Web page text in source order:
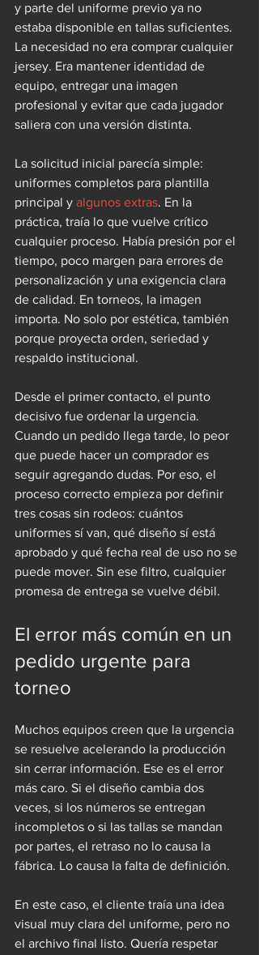
y parte del uniforme previo ya no
estaba disponible en tallas suficientes.
La necesidad no era comprar cualquier
jersey. Era mantener identidad de
equipo, entregar una imagen
profesional y evitar que cada jugador
saliera con una versión distinta.
La solicitud inicial parecía simple:
uniformes completos para plantilla
principal y algunos extras. En la
práctica, traía lo que vuelve crítico
cualquier proceso. Había presión por el
tiempo, poco margen para errores de
personalización y una exigencia clara
de calidad. En torneos, la imagen
importa. No solo por estética, también
porque proyecta orden, seriedad y
respaldo institucional.
Desde el primer contacto, el punto
decisivo fue ordenar la urgencia.
Cuando un pedido llega tarde, lo peor
que puede hacer un comprador es
seguir agregando dudas. Por eso, el
proceso correcto empieza por definir
tres cosas sin rodeos: cuántos
uniformes sí van, qué diseño sí está
aprobado y qué fecha real de uso no se
puede mover. Sin ese filtro, cualquier
promesa de entrega se vuelve débil.
El error más común en un
pedido urgente para
torneo
Muchos equipos creen que la urgencia
se resuelve acelerando la producción
sin cerrar información. Ese es el error
más caro. Si el diseño cambia dos
veces, si los números se entregan
incompletos o si las tallas se mandan
por partes, el retraso no lo causa la
fábrica. Lo causa la falta de definición.
En este caso, el cliente traía una idea
visual muy clara del uniforme, pero no
el archivo final listo. Quería respetar